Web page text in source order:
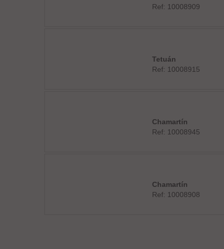
Ref: 10008909
Tetuán
Ref: 10008915
Chamartín
Ref: 10008945
Chamartín
Ref: 10008908